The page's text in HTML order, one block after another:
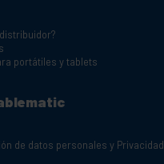
portátiles y tablets
de datos personales y Privacidad